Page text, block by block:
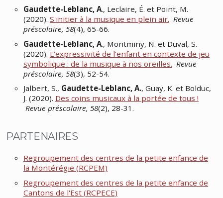
Gaudette-Leblanc, A., Leclaire, É. et Point, M.
(2020). S'initier à la musique en plein air. Revue
préscolaire, 58(4), 65-66.
Gaudette-Leblanc, A., Montminy, N. et Duval, S.
(2020). L’expressivité de l’enfant en contexte de jeu
symbolique : de la musique à nos oreilles. Revue
préscolaire, 58(3), 52-54.
Jalbert, S., Gaudette-Leblanc, A., Guay, K. et Bolduc,
J. (2020). Des coins musicaux à la portée de tous !
Revue préscolaire, 58(2), 28-31.
PARTENAIRES
Regroupement des centres de la petite enfance de
la Montérégie (RCPEM)
Regroupement des centres de la petite enfance de
Cantons de l'Est (RCPECE)